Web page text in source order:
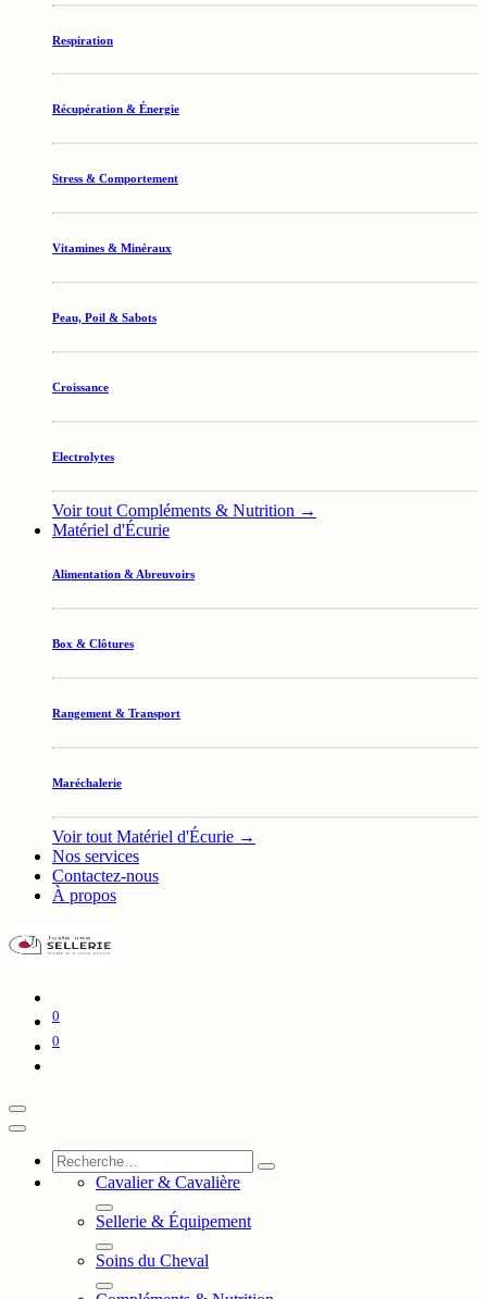
Respiration
Récupération & Énergie
Stress & Comportement
Vitamines & Minéraux
Peau, Poil & Sabots
Croissance
Electrolytes
Voir tout Compléments & Nutrition →
Matériel d'Écurie
Alimentation & Abreuvoirs
Box & Clôtures
Rangement & Transport
Maréchalerie
Voir tout Matériel d'Écurie →
Nos services
Contactez-nous
À propos
0
0
Cavalier & Cavalière
Sellerie & Équipement
Soins du Cheval